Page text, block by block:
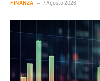
FINANZA 7 Agosto 2026